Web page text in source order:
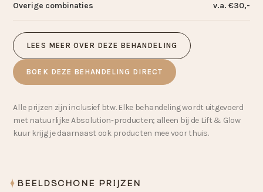
Overige combinaties v.a. €30,-
LEES MEER OVER DEZE BEHANDELING
BOEK DEZE BEHANDELING DIRECT
Alle prijzen zijn inclusief btw. Elke behandeling wordt uitgevoerd
met natuurlijke Absolution-producten; alleen bij de Lift & Glow
kuur krijg je daarnaast ook producten mee voor thuis.
BEELDSCHONE PRIJZEN